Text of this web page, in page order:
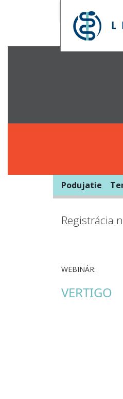
Podujatie
Registrácia
WEBINÁR:
VERTIGO